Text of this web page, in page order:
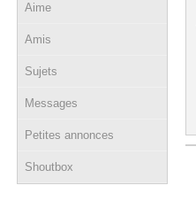
Aime
Amis
Sujets
Messages
Petites annonces
Shoutbox